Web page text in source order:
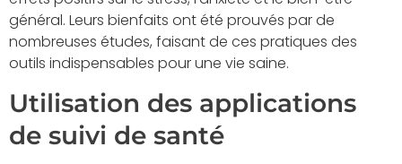
général. Leurs bienfaits ont été prouvés par de
nombreuses études, faisant de ces pratiques des
outils indispensables pour une vie saine.
Utilisation des applications
de suivi de santé